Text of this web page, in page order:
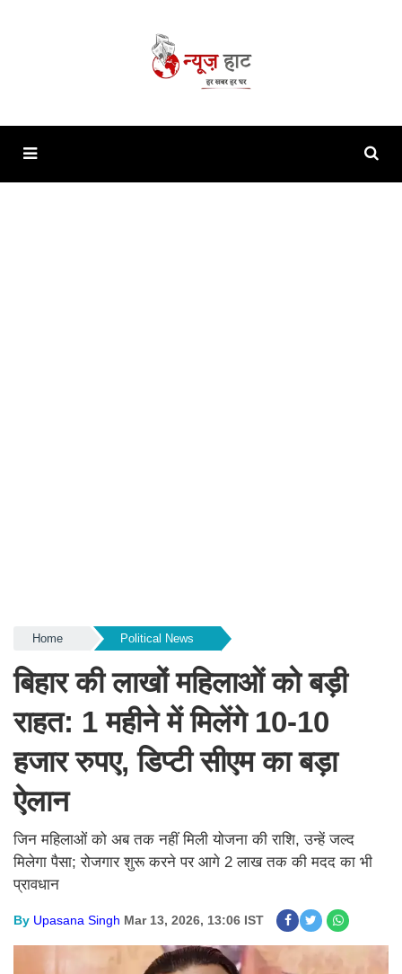
Home Political News
बिहार की लाखों महिलाओं को बड़ी
राहत: 1 महीने में मिलेंगे 10-10
हजार रुपए, डिप्टी सीएम का बड़ा
ऐलान
जिन महिलाओं को अब तक नहीं मिली योजना की राशि, उन्हें जल्द
मिलेगा पैसा; रोजगार शुरू करने पर आगे 2 लाख तक की मदद का भी
प्रावधान
By Upasana Singh Mar 13, 2026, 13:06 IST